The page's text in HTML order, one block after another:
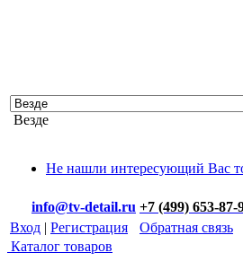
Везде
Не нашли интересующий Вас
info@tv-detail.ru +7 (499) 653-87-
Вход | Регистрация
Обратная связь
Каталог товаров